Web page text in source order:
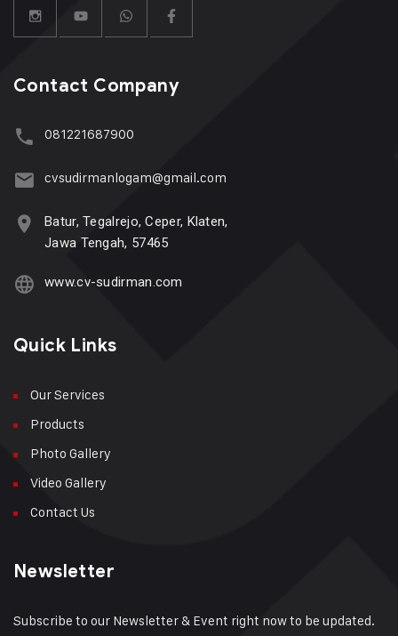
Contact Company
081221687900
cvsudirmanlogam@gmail.com
Batur, Tegalrejo, Ceper, Klaten,
Jawa Tengah, 57465
www.cv-sudirman.com
Quick Links
Our Services
Products
Photo Gallery
Video Gallery
Contact Us
Newsletter
Subscribe to our Newsletter & Event right now to be updated.